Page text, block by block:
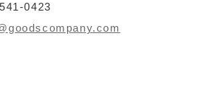
0423